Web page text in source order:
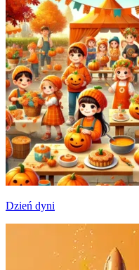
Dzień dyni